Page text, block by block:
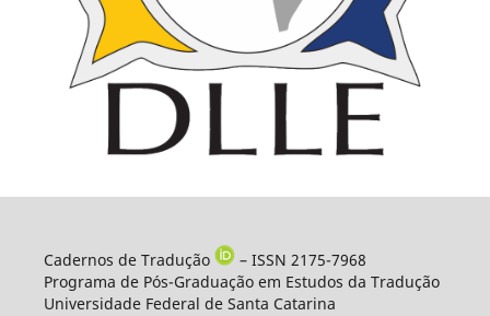
Cadernos de Tradução
– ISSN 2175-7968
Programa de Pós-Graduação em Estudos da Tradução
Universidade Federal de Santa Catarina